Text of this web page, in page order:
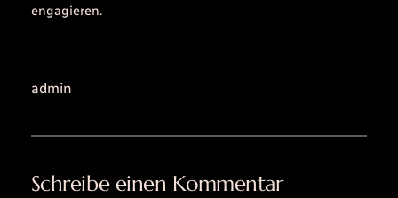
engagieren.
admin
Schreibe einen Kommentar